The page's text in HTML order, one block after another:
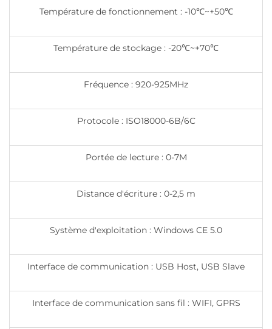
Température de fonctionnement : -10℃~+50℃
Température de stockage : -20℃~+70℃
Fréquence : 920-925MHz
Protocole : ISO18000-6B/6C
Portée de lecture : 0-7M
Distance d'écriture : 0-2,5 m
Système d'exploitation : Windows CE 5.0
Interface de communication : USB Host, USB Slave
Interface de communication sans fil : WIFI, GPRS